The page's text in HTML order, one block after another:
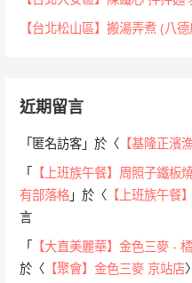
【台北松山區】搬湯弄煮 (八
近期留言
「匿名訪客 」於〈 【基隆正濱
「
【上班族午餐】周照子鐵
有部落格 」於〈 【上班族午餐
言
「
【大直美麗華】金色三麥 -
於〈 【聚會】金色三麥 京站店